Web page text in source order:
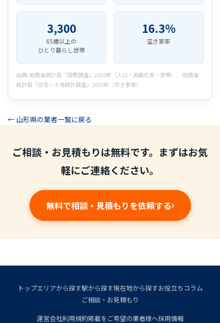
3,300
65歳以上の
ひとり暮らし世帯
16.3%
空き家率
出典: 総務省統計局「国勢調査」2020年（人口・高齢化率・世帯）、 総務省
統計局「住宅・土地統計調査」2023年（空き家率）
← 山形県の業者一覧に戻る
ご相談・お見積もりは無料です。まずはお気
軽にご連絡ください。
無料で相談・見積もりを依頼する
トップエリアから探す駅から探す現在地から探すお役立ちコラム
ご相談・お見積もり
運営会社利用規約掲載をご希望の業者様へ採用情報